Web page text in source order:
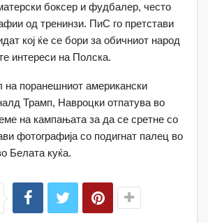
боксер и фудбалер, често
од тренинзи. ПиС го претстави
кој ќе се бори за обичниот народ
интереси на Полска.
на поранешниот американски
Трамп, Навроцки отпатува во
на кампањата за да се сретне со
фотографија со подигнат палец во
Белата куќа.